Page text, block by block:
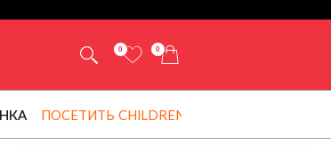
0 0
ПОСЕТИТЬ CHILDRENSALON